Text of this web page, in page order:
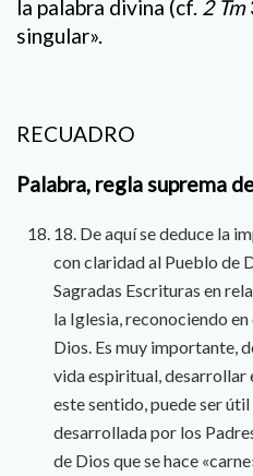
la palabra divina (cf. 2 Tm
singular».
RECUADRO
Palabra, regla suprema
18. De aquí se deduce la
con claridad al Pueblo de
Sagradas Escrituras en
la Iglesia, reconociendo
Dios. Es muy importante,
vida espiritual, desarrollar
este sentido, puede ser
desarrollada por los
de Dios que se hace